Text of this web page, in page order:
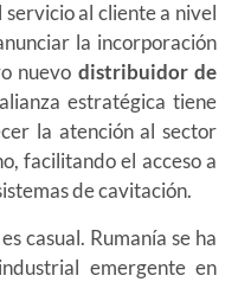
al cliente a nivel
la incorporación
nuevo distribuidor de
estratégica tiene
la atención al sector
facilitando el acceso a
de cavitación.
casual. Rumanía se ha
emergente en